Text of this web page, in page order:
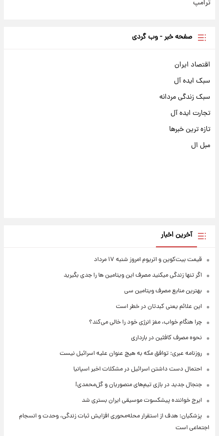
ترامپ
صفحه خبر - وب گردی
اقتصاد ایران
سبک ایده آل
سبک زندگی مردانه
تجارت ایده آل
تازه ترین خبرها
مبل ال
آخرین اخبار
قیمت بیت‌کوین و اتریوم امروز شنبه ۱۷ مرداد
اگر تنها زندگی میکنید مصرف این ویتامین ها را جدی بگیرید
بهترین منابع مصرف ویتامین سی
این علائم یعنی کبدتان در خطر است
چرا هنگام خواب، مغز انرژی خود را خالی می‌کند؟
نحوه مصرف کافئین در بارداری
روزنامه عبری: توافق مکه به هیچ عنوان علیه اسرائیل نیست
احتمال دست داشتن اسرائیل در مشکلات اخیر اسپانیا
جنجال جدید در بازی تیم‌های منصوریان و گل‌محمدی!
ایرج خواننده پیشکسوت موسیقی ایران بستری شد
پزشکیان: هدف از استقرار محله‌محوری افزایش ثبات زندگی، وحدت و انسجام
اجتماعی است